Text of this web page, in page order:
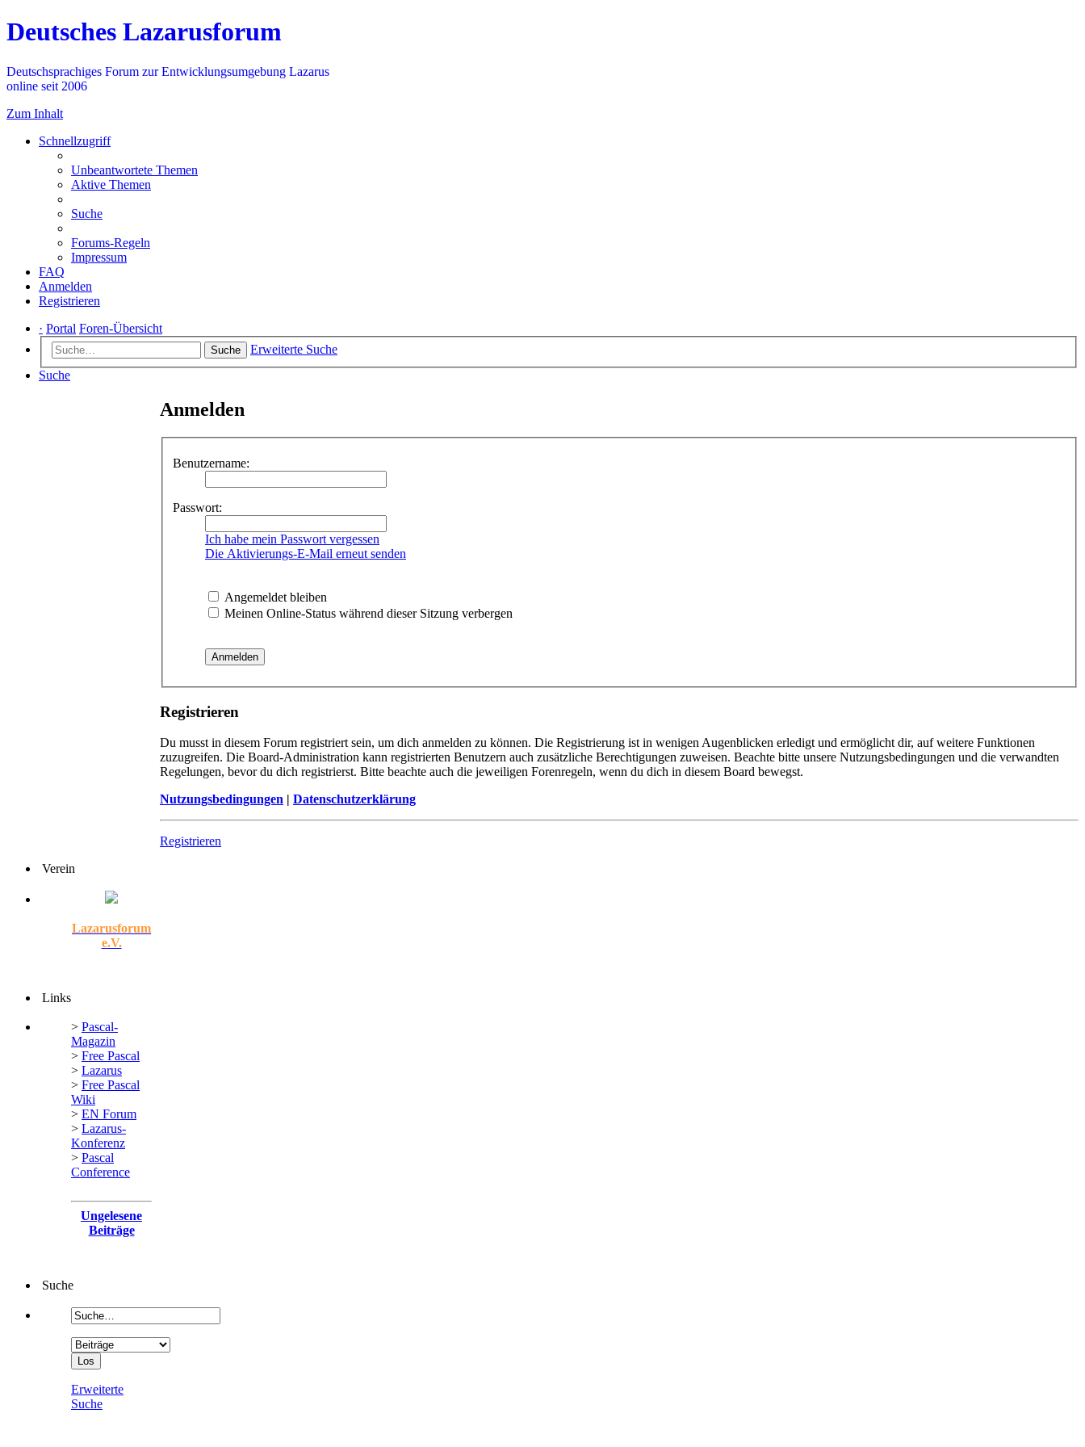
Deutsches Lazarusforum
Deutschsprachiges Forum zur Entwicklungsumgebung Lazarus
online seit 2006
Zum Inhalt
Schnellzugriff
Unbeantwortete Themen
Aktive Themen
Suche
Forums-Regeln
Impressum
FAQ
Anmelden
Registrieren
· Portal Foren-Übersicht
Suche
Erweiterte Suche
Suche
Anmelden
Benutzername:
Passwort:
Ich habe mein Passwort vergessen
Die Aktivierungs-E-Mail erneut senden
Angemeldet bleiben
Meinen Online-Status während dieser Sitzung verbergen
Registrieren
Du musst in diesem Forum registriert sein, um dich anmelden zu können. Die Registrierung ist in wenigen Augenblicken erledigt und ermöglicht dir, auf weitere Funktionen
zuzugreifen. Die Board-Administration kann registrierten Benutzern auch zusätzliche Berechtigungen zuweisen. Beachte bitte unsere Nutzungsbedingungen und die verwandten
Regelungen, bevor du dich registrierst. Bitte beachte auch die jeweiligen Forenregeln, wenn du dich in diesem Board bewegst.
Nutzungsbedingungen | Datenschutzerklärung
Registrieren
Verein
Lazarusforum
e.V.
Links
> Pascal-
Magazin
> Free Pascal
> Lazarus
> Free Pascal
Wiki
> EN Forum
> Lazarus-
Konferenz
> Pascal
Conference
Ungelesene
Beiträge
Suche
Erweiterte
Suche